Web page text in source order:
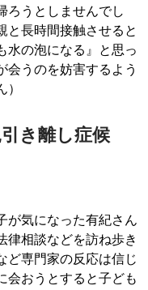
ろうとしませんでし
と長時間接触させると
水の泡になる』と思っ
会うのを妨害するよう
き離し症候
気になった有紀さん
律相談などを訪ね歩き
ど専門家の反応は信じ
会おうとすると子ども